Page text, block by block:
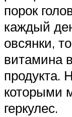
порок
каждый
овсянки,
витамина
продукта.
которыми
геркулес.